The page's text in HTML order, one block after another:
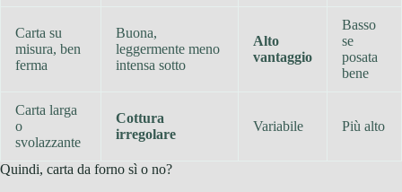
Carta su
misura, ben
ferma
Buona,
leggermente meno
intensa sotto
Alto
vantaggio
Basso
se
posata
bene
Carta larga
o
svolazzante
Cottura
irregolare
Variabile Più alto
Quindi, carta da forno sì o no?